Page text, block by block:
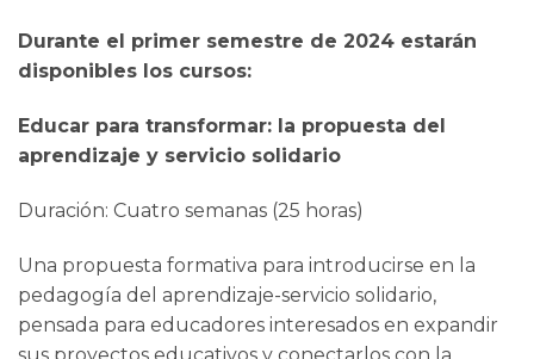
Durante el primer semestre de 2024 estarán
disponibles los cursos:
Educar para transformar: la propuesta del
aprendizaje y servicio solidario
Duración: Cuatro semanas (25 horas)
Una propuesta formativa para introducirse en la
pedagogía del aprendizaje-servicio solidario,
pensada para educadores interesados en expandir
sus proyectos educativos y conectarlos con la